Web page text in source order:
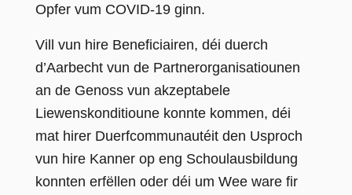
Opfer vum COVID-19 ginn.
Vill vun hire Beneficiairen, déi duerch
d’Aarbecht vun de Partnerorganisatiounen
an de Genoss vun akzeptabele
Liewenskonditioune konnte kommen, déi
mat hirer Duerfcommunautéit den Usproch
vun hire Kanner op eng Schoulausbildung
konnten erfëllen oder déi um Wee ware fir